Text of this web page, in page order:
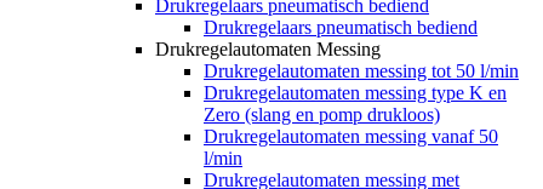
Drukregelaars pneumatisch bediend
Drukregelaars pneumatisch bediend
Drukregelautomaten Messing
Drukregelautomaten messing tot 50 l/min
Drukregelautomaten messing type K en
Zero (slang en pomp drukloos)
Drukregelautomaten messing vanaf 50
l/min
Drukregelautomaten messing met